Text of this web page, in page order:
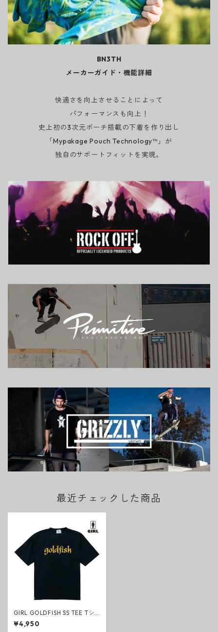
BN3TH
メーカーガイド・機能詳細
快適さを向上させることによって
パフォーマンスも向上！
史上初の3次元ポーチ搭載の下着を作り出し
「Mypakage Pouch Technology™」が
独自のサポートフィットを実現。
最近チェックした商品
GIRL GOLDFISH SS TEE Tシ
ャツ ブラック ガールスケート
ボード
¥4,950